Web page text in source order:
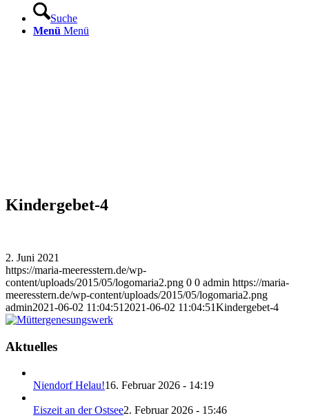
Suche
Menü Menü
Kindergebet-4
2. Juni 2021
https://maria-meeresstern.de/wp-
content/uploads/2015/05/logomaria2.png 0 0 admin https://maria-
meeresstern.de/wp-content/uploads/2015/05/logomaria2.png
admin2021-06-02 11:04:51 2021-06-02 11:04:51Kindergebet-4
Aktuelles
Niendorf Helau!16. Februar 2026 - 14:19
Eiszeit an der Ostsee2. Februar 2026 - 15:46